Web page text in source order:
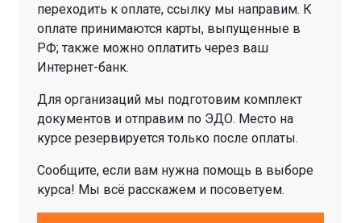
переходить к оплате, ссылку мы направим. К
оплате принимаются карты, выпущенные в
РФ; также можно оплатить через ваш
Интернет-банк.
Для организаций мы подготовим комплект
документов и отправим по ЭДО. Место на
курсе резервируется только после оплаты.
Сообщите, если вам нужна помощь в выборе
курса! Мы всё расскажем и посоветуем.